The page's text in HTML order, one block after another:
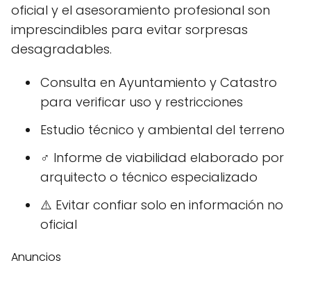
oficial y el asesoramiento profesional son
imprescindibles para evitar sorpresas
desagradables.
Consulta en Ayuntamiento y Catastro
para verificar uso y restricciones
Estudio técnico y ambiental del terreno
‍♂️ Informe de viabilidad elaborado por
arquitecto o técnico especializado
⚠️ Evitar confiar solo en información no
oficial
Anuncios